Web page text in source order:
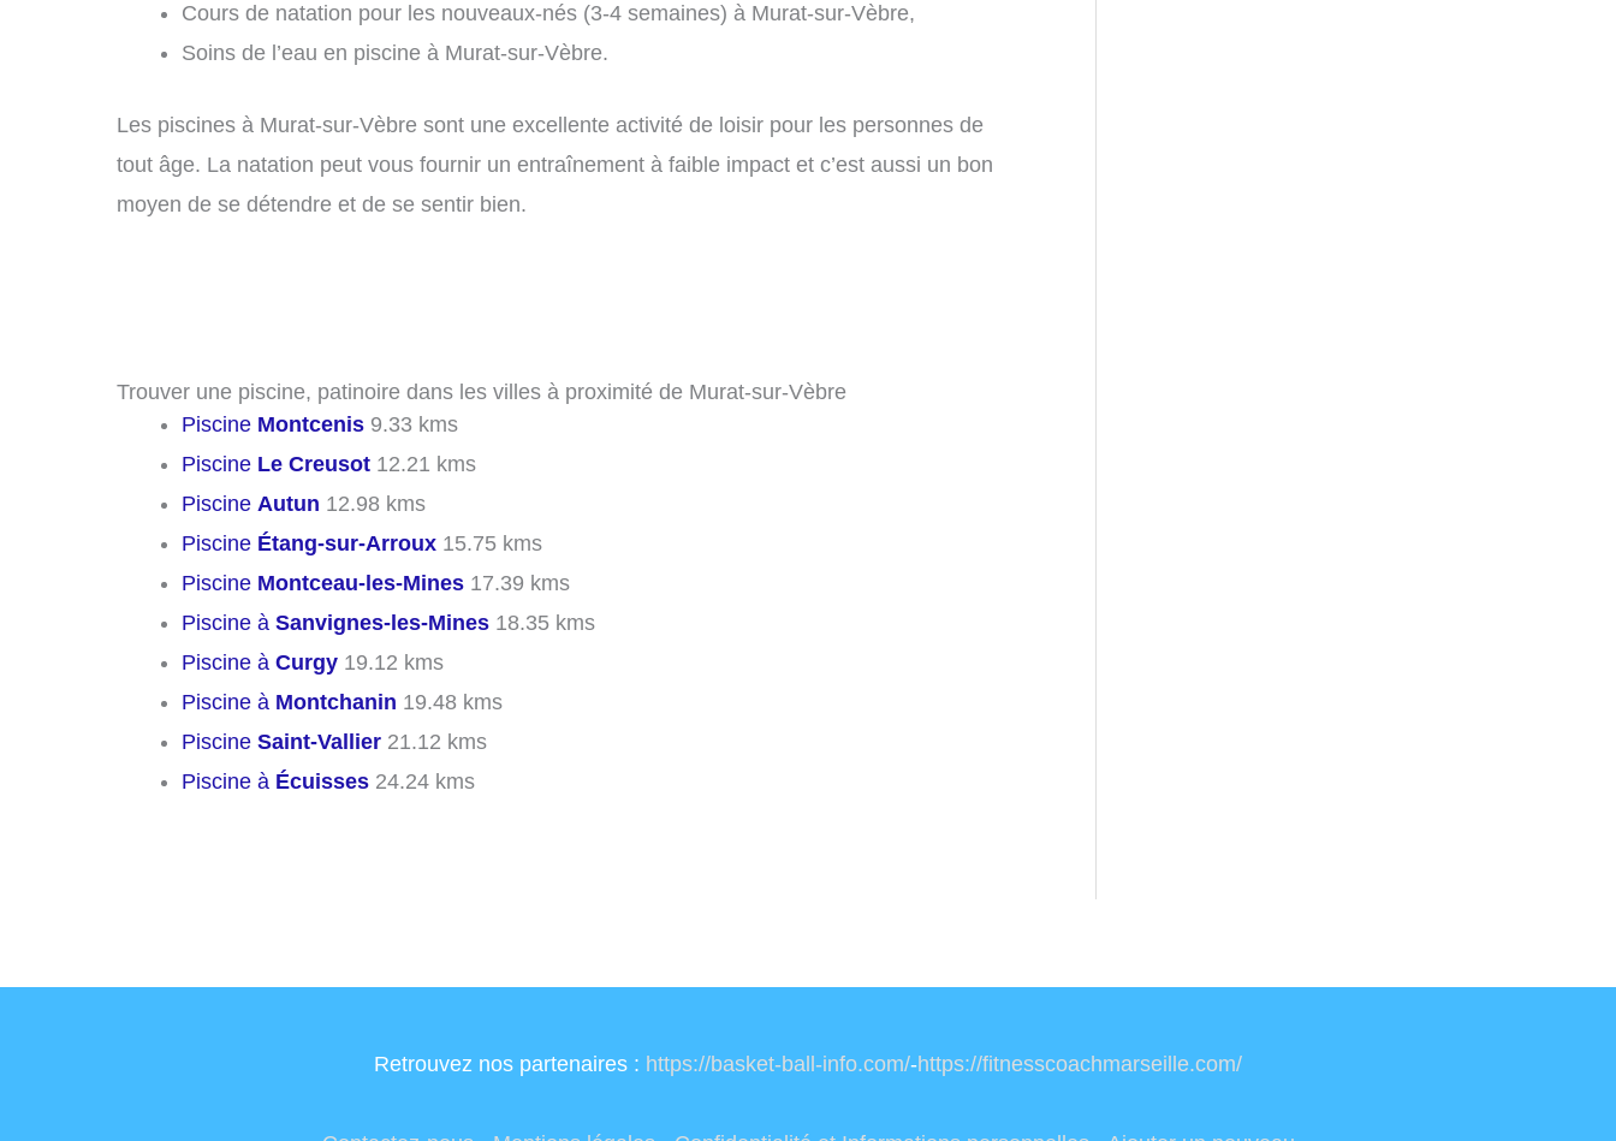
Cours de natation pour les nouveaux-nés (3-4 semaines) à Murat-sur-Vèbre,
Soins de l’eau en piscine à Murat-sur-Vèbre.
Les piscines à Murat-sur-Vèbre sont une excellente activité de loisir pour les personnes de
tout âge. La natation peut vous fournir un entraînement à faible impact et c’est aussi un bon
moyen de se détendre et de se sentir bien.
Trouver une piscine, patinoire dans les villes à proximité de Murat-sur-Vèbre
Piscine Montcenis 9.33 kms
Piscine Le Creusot 12.21 kms
Piscine Autun 12.98 kms
Piscine Étang-sur-Arroux 15.75 kms
Piscine Montceau-les-Mines 17.39 kms
Piscine à Sanvignes-les-Mines 18.35 kms
Piscine à Curgy 19.12 kms
Piscine à Montchanin 19.48 kms
Piscine Saint-Vallier 21.12 kms
Piscine à Écuisses 24.24 kms
Retrouvez nos partenaires : https://basket-ball-info.com/-https://fitnesscoachmarseille.com/